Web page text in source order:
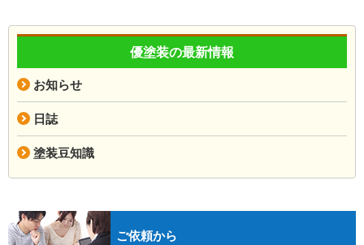
優塗装の最新情報
お知らせ
日誌
塗装豆知識
ご依頼から